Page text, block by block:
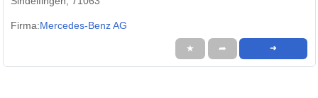
Firma:Mercedes-Benz AG
★ ➦ ➜